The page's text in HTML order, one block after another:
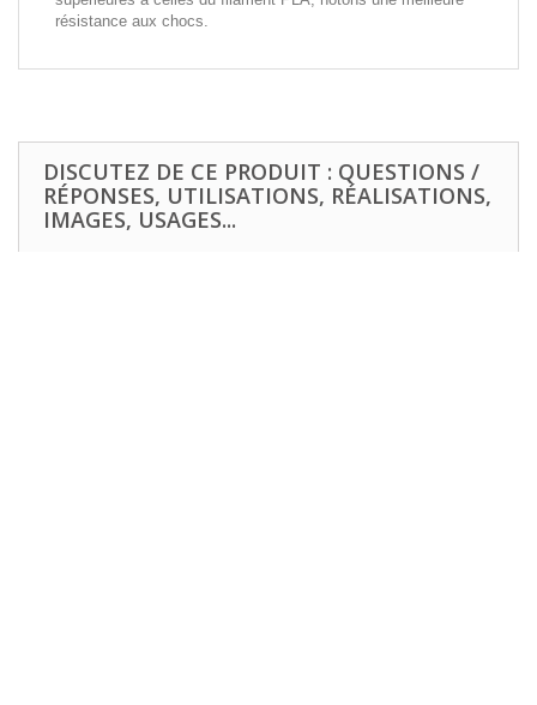
résistance aux chocs.
DISCUTEZ DE CE PRODUIT : QUESTIONS /
RÉPONSES, UTILISATIONS, RÉALISATIONS,
IMAGES, USAGES...